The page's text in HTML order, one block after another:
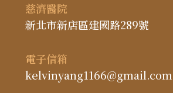
慈濟醫院
新北市新店區建國路289號
電子信箱
kelvinyang1166@gmail.com